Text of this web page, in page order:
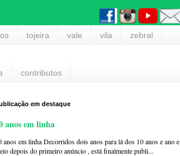
tojeira vale vila zebral
contributos
em destaque
anos em linha
anos em linha Decorridos dois anos para lá dos 10 anos e ano e
depois do primeiro anúncio , está finalmente publi...